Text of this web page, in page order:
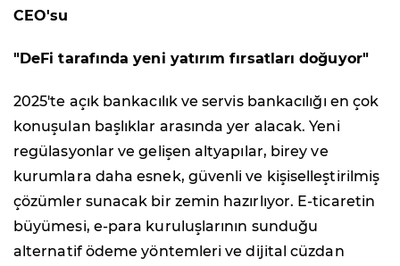
CEO'su
"DeFi tarafında yeni yatırım fırsatları doğuyor"
2025'te açık bankacılık ve servis bankacılığı en çok
konuşulan başlıklar arasında yer alacak. Yeni
regülasyonlar ve gelişen altyapılar, birey ve
kurumlara daha esnek, güvenli ve kişiselleştirilmiş
çözümler sunacak bir zemin hazırlıyor. E-ticaretin
büyümesi, e-para kuruluşlarının sunduğu
alternatif ödeme yöntemleri ve dijital cüzdan